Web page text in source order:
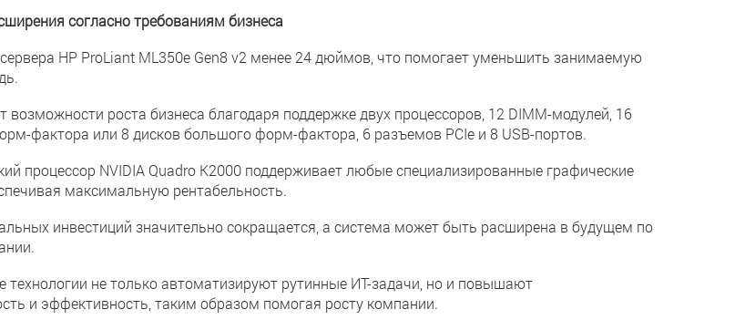
согласно требованиям бизнеса
HP ProLiant ML350e Gen8 v2 менее 24 дюймов, что помогает уменьшить занимаемую
возможности роста бизнеса благодаря поддержке двух процессоров, 12 DIMM-модулей, 16
фактора или 8 дисков большого форм-фактора, 6 разъемов PCIe и 8 USB-портов.
процессор NVIDIA Quadro K2000 поддерживает любые специализированные графические
максимальную рентабельность.
инвестиций значительно сокращается, а система может быть расширена в будущем по
технологии не только автоматизируют рутинные ИТ-задачи, но и повышают
и эффективность, таким образом помогая росту компании.